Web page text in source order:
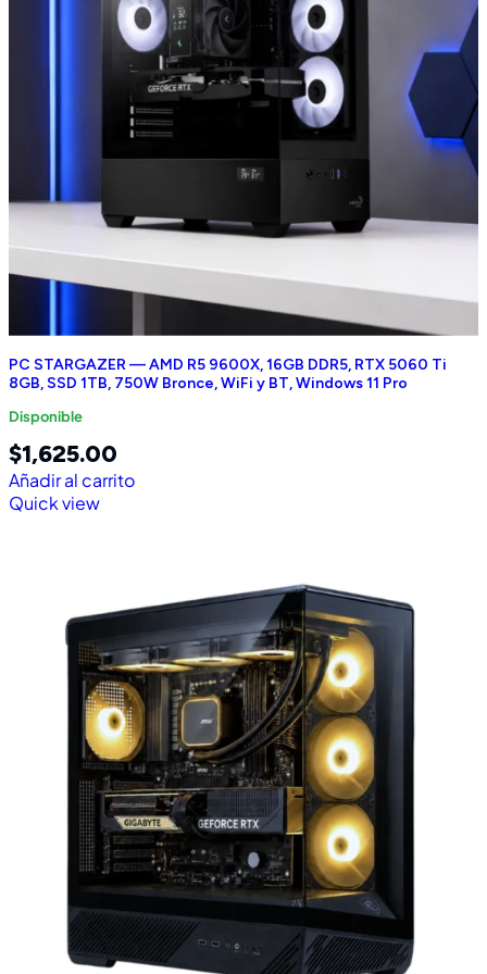
PC STARGAZER — AMD R5 9600X, 16GB DDR5, RTX 5060 Ti
8GB, SSD 1TB, 750W Bronce, WiFi y BT, Windows 11 Pro
Disponible
$1,625.00
Añadir al carrito
Quick view